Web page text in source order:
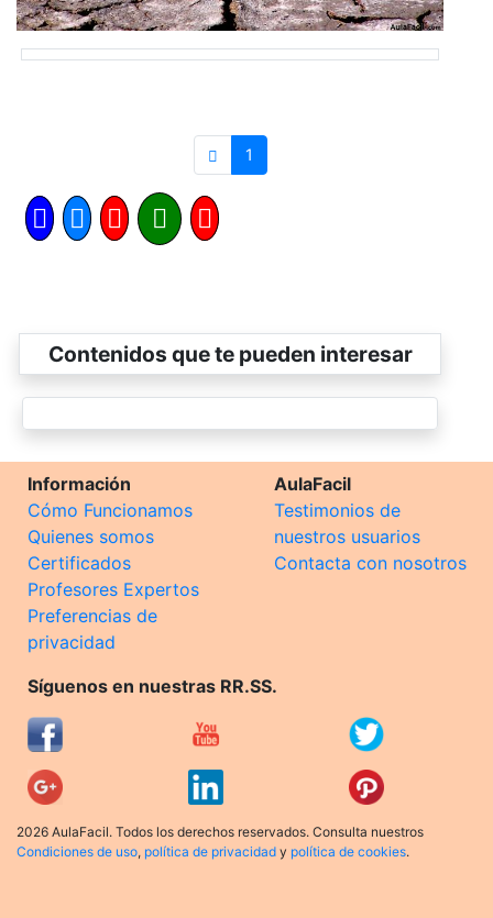
1
Contenidos que te pueden interesar
Información
Cómo Funcionamos
Quienes somos
Certificados
Profesores Expertos
Preferencias de
privacidad
AulaFacil
Testimonios de
nuestros usuarios
Contacta con nosotros
Síguenos en nuestras RR.SS.
2026 AulaFacil. Todos los derechos reservados. Consulta nuestros
Condiciones de uso, política de privacidad y política de cookies.